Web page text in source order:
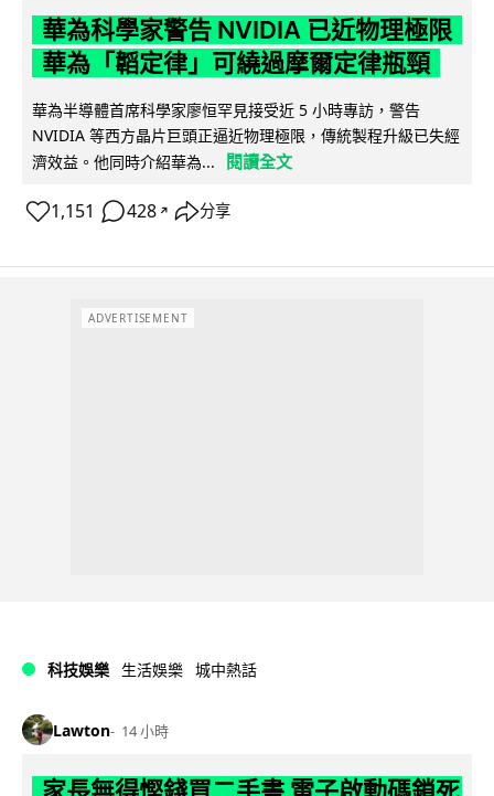
華為科學家警告 NVIDIA 已近物理極限
華為「韜定律」可繞過摩爾定律瓶頸
華為半導體首席科學家廖恒罕見接受近 5 小時專訪，警告
NVIDIA 等西方晶片巨頭正逼近物理極限，傳統製程升級已失經
濟效益。他同時介紹華為...
閱讀全文
1,151 428 ↗ 分享
ADVERTISEMENT
科技娛樂 生活娛樂 城中熱話
Lawton 14 小時